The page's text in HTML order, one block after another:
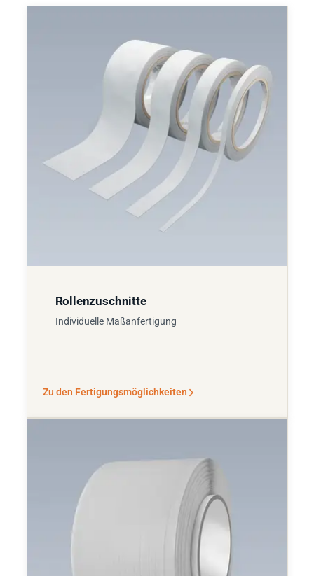
Rollenzuschnitte
Individuelle Maßanfertigung
Zu den Fertigungsmöglichkeiten